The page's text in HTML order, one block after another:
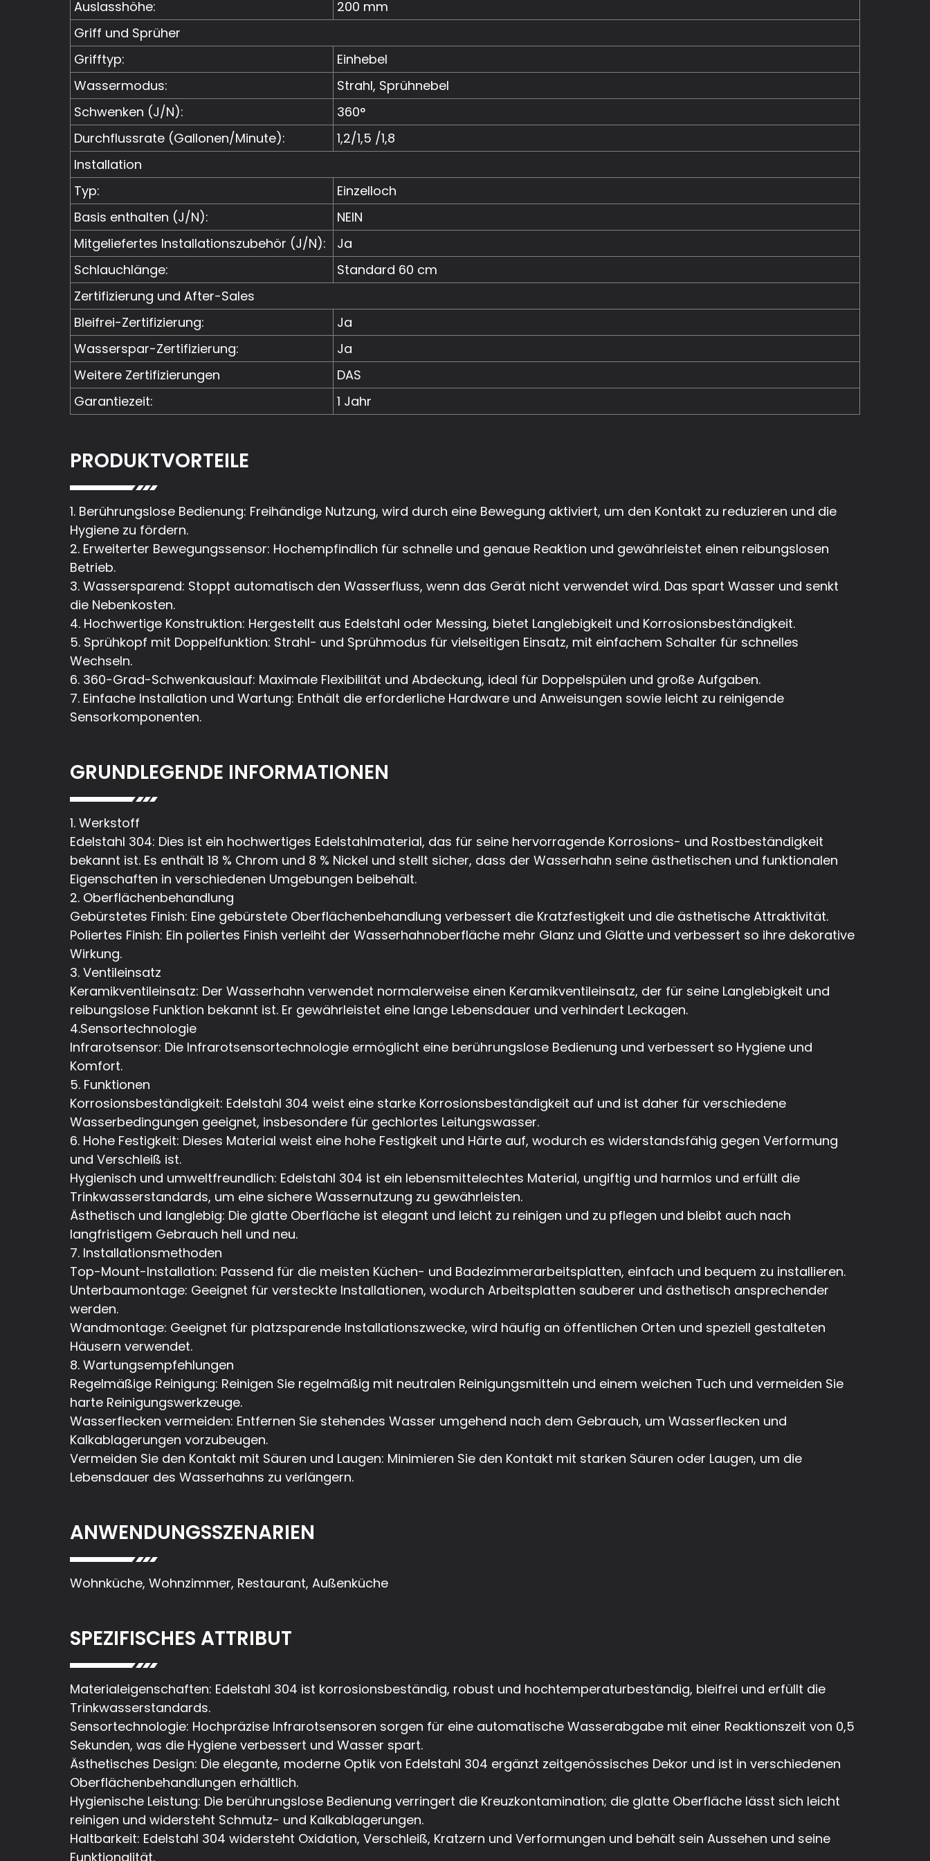
Auslasshöhe:
200 mm
Griff und Sprüher
Grifftyp:
Einhebel
Wassermodus:
Strahl, Sprühnebel
Schwenken (J/N):
360°
Durchflussrate (Gallonen/Minute):
1,2/1,5 /1,8
Installation
Typ:
Einzelloch
Basis enthalten (J/N):
NEIN
Mitgeliefertes Installationszubehör (J/N):
Ja
Schlauchlänge:
Standard 60 cm
Zertifizierung und After-Sales
Bleifrei-Zertifizierung:
Ja
Wasserspar-Zertifizierung:
Ja
Weitere Zertifizierungen
DAS
Garantiezeit:
1 Jahr
PRODUKTVORTEILE
1. Berührungslose Bedienung: Freihändige Nutzung, wird durch eine Bewegung aktiviert, um den Kontakt zu reduzieren und die
Hygiene zu fördern.
2. Erweiterter Bewegungssensor: Hochempfindlich für schnelle und genaue Reaktion und gewährleistet einen reibungslosen
Betrieb.
3. Wassersparend: Stoppt automatisch den Wasserfluss, wenn das Gerät nicht verwendet wird. Das spart Wasser und senkt
die Nebenkosten.
4. Hochwertige Konstruktion: Hergestellt aus Edelstahl oder Messing, bietet Langlebigkeit und Korrosionsbeständigkeit.
5. Sprühkopf mit Doppelfunktion: Strahl- und Sprühmodus für vielseitigen Einsatz, mit einfachem Schalter für schnelles
Wechseln.
6. 360-Grad-Schwenkauslauf: Maximale Flexibilität und Abdeckung, ideal für Doppelspülen und große Aufgaben.
7. Einfache Installation und Wartung: Enthält die erforderliche Hardware und Anweisungen sowie leicht zu reinigende
Sensorkomponenten.
GRUNDLEGENDE INFORMATIONEN
1. Werkstoff
Edelstahl 304: Dies ist ein hochwertiges Edelstahlmaterial, das für seine hervorragende Korrosions- und Rostbeständigkeit
bekannt ist. Es enthält 18 % Chrom und 8 % Nickel und stellt sicher, dass der Wasserhahn seine ästhetischen und funktionalen
Eigenschaften in verschiedenen Umgebungen beibehält.
2. Oberflächenbehandlung
Gebürstetes Finish: Eine gebürstete Oberflächenbehandlung verbessert die Kratzfestigkeit und die ästhetische Attraktivität.
Poliertes Finish: Ein poliertes Finish verleiht der Wasserhahnoberfläche mehr Glanz und Glätte und verbessert so ihre dekorative
Wirkung.
3. Ventileinsatz
Keramikventileinsatz: Der Wasserhahn verwendet normalerweise einen Keramikventileinsatz, der für seine Langlebigkeit und
reibungslose Funktion bekannt ist. Er gewährleistet eine lange Lebensdauer und verhindert Leckagen.
4.Sensortechnologie
Infrarotsensor: Die Infrarotsensortechnologie ermöglicht eine berührungslose Bedienung und verbessert so Hygiene und
Komfort.
5. Funktionen
Korrosionsbeständigkeit: Edelstahl 304 weist eine starke Korrosionsbeständigkeit auf und ist daher für verschiedene
Wasserbedingungen geeignet, insbesondere für gechlortes Leitungswasser.
6. Hohe Festigkeit: Dieses Material weist eine hohe Festigkeit und Härte auf, wodurch es widerstandsfähig gegen Verformung
und Verschleiß ist.
Hygienisch und umweltfreundlich: Edelstahl 304 ist ein lebensmittelechtes Material, ungiftig und harmlos und erfüllt die
Trinkwasserstandards, um eine sichere Wassernutzung zu gewährleisten.
Ästhetisch und langlebig: Die glatte Oberfläche ist elegant und leicht zu reinigen und zu pflegen und bleibt auch nach
langfristigem Gebrauch hell und neu.
7. Installationsmethoden
Top-Mount-Installation: Passend für die meisten Küchen- und Badezimmerarbeitsplatten, einfach und bequem zu installieren.
Unterbaumontage: Geeignet für versteckte Installationen, wodurch Arbeitsplatten sauberer und ästhetisch ansprechender
werden.
Wandmontage: Geeignet für platzsparende Installationszwecke, wird häufig an öffentlichen Orten und speziell gestalteten
Häusern verwendet.
8. Wartungsempfehlungen
Regelmäßige Reinigung: Reinigen Sie regelmäßig mit neutralen Reinigungsmitteln und einem weichen Tuch und vermeiden Sie
harte Reinigungswerkzeuge.
Wasserflecken vermeiden: Entfernen Sie stehendes Wasser umgehend nach dem Gebrauch, um Wasserflecken und
Kalkablagerungen vorzubeugen.
Vermeiden Sie den Kontakt mit Säuren und Laugen: Minimieren Sie den Kontakt mit starken Säuren oder Laugen, um die
Lebensdauer des Wasserhahns zu verlängern.
ANWENDUNGSSZENARIEN
Wohnküche, Wohnzimmer, Restaurant, Außenküche
SPEZIFISCHES ATTRIBUT
Materialeigenschaften: Edelstahl 304 ist korrosionsbeständig, robust und hochtemperaturbeständig, bleifrei und erfüllt die
Trinkwasserstandards.
Sensortechnologie: Hochpräzise Infrarotsensoren sorgen für eine automatische Wasserabgabe mit einer Reaktionszeit von 0,5
Sekunden, was die Hygiene verbessert und Wasser spart.
Ästhetisches Design: Die elegante, moderne Optik von Edelstahl 304 ergänzt zeitgenössisches Dekor und ist in verschiedenen
Oberflächenbehandlungen erhältlich.
Hygienische Leistung: Die berührungslose Bedienung verringert die Kreuzkontamination; die glatte Oberfläche lässt sich leicht
reinigen und widersteht Schmutz- und Kalkablagerungen.
Haltbarkeit: Edelstahl 304 widersteht Oxidation, Verschleiß, Kratzern und Verformungen und behält sein Aussehen und seine
Funktionalität.